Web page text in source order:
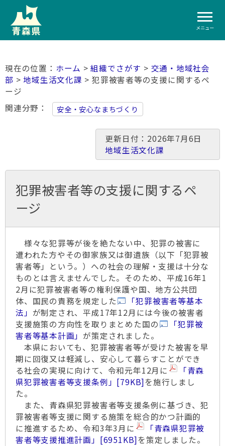
メニュー
ホーム >組織でさがす > 交通・地域社会
部 >地域生活文化課 > 犯罪被害者等の支援に関するペ
ージ
関連分野
安全・安心なまちづくり
更新日付：2026年7月6日
地域生活文化課
犯罪被害者等の支援に関するペ
ージ
様々な犯罪等が後を絶たない中、犯罪の被害に
遭われた方やその御家族又は御遺族（以下「犯罪被
害者等」という。）への社会の理解・支援は十分な
ものとは言えませんでした。そのため、平成16年1
2月に犯罪被害者等の権利保護や国、地方公共団
体、国民の責務を規定した
「犯罪被害者等基本
法」 が制定され、平成17年12月には今後の被害者
支援施策の方向性を取りまとめた国の
「犯罪被
害者等基本計画」 が策定されました。
本県においても、犯罪被害者等が受けた被害を早
期に回復又は軽減し、安心して暮らすことができ
る社会の実現に向けて、令和元年12月に
「青森
県犯罪被害者等支援条例」 [79KB]を施行しまし
た。
また、青森県犯罪被害者等支援条例に基づき、犯
罪被害者等支援に関する施策を総合的かつ計画的
に推進するため、令和3年3月に
「青森県犯罪被
害者等支援推進計画」 [6951KB]を策定しました。